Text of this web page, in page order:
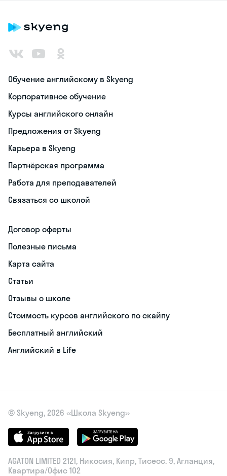
Обучение английскому в Skyeng
Корпоративное обучение
Курсы английского онлайн
Предложения от Skyeng
Карьера в Skyeng
Партнёрская программа
Работа для преподавателей
Связаться со школой
Договор оферты
Полезные письма
Карта сайта
Статьи
Отзывы о школе
Стоимость курсов английского по скайпу
Бесплатный английский
Английский в Life
© Skyeng, 2026 «Школа Skyeng»
AGATON LIMITED 2121, Никосия, Кипр, Тисеос. 9, Агланция,
Квартира/Офис 102